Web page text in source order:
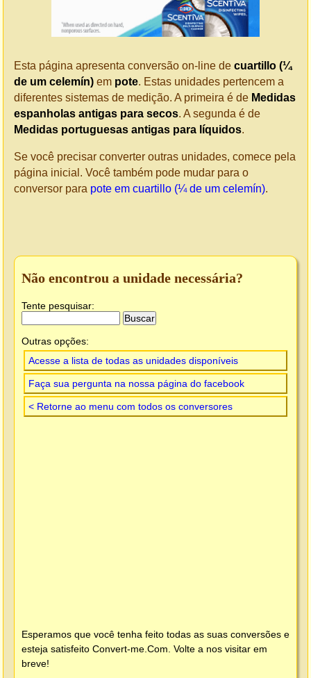
Esta página apresenta conversão on-line de cuartillo (¼
de um celemín) em pote. Estas unidades pertencem a
diferentes sistemas de medição. A primeira é de Medidas
espanholas antigas para secos. A segunda é de
Medidas portuguesas antigas para líquidos.
Se você precisar converter outras unidades, comece pela
página inicial. Você também pode mudar para o
conversor para pote em cuartillo (¼ de um celemín).
Não encontrou a unidade necessária?
Tente pesquisar:
Outras opções:
Acesse a lista de todas as unidades disponíveis
Faça sua pergunta na nossa página do facebook
< Retorne ao menu com todos os conversores
Esperamos que você tenha feito todas as suas conversões e
esteja satisfeito Convert-me.Com . Volte a nos visitar em
breve!